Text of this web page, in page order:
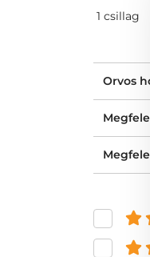
1 csillag
Orvos